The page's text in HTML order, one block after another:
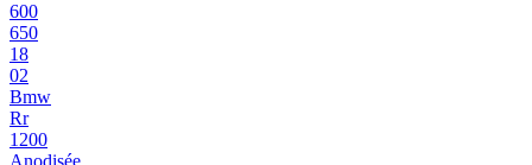
600
650
18
02
Bmw
Rr
1200
Anodisée